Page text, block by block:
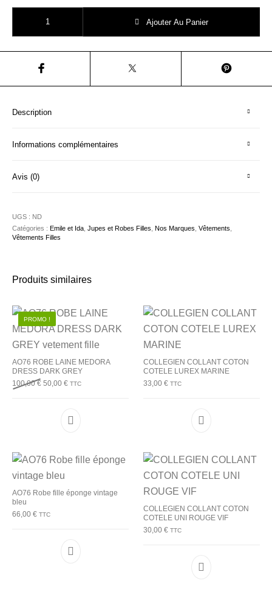
Ajouter Au Panier
Description
Informations complémentaires
Avis (0)
UGS : ND
Catégories :Emile et Ida ,Jupes et Robes Filles ,Nos Marques ,Vêtements
Vêtements Filles
Produits similaires
PROMO !
AO76 ROBE LAINE MEDORA
DRESS DARK GREY
100,00€ Le prix initial était : 100,00 €.
50,00€Le prix actuel est : 50,00 €.
TTC
Ce produit a plusieurs variations. Les options
COLLEGIEN COLLANT COTON
COTELE LUREX MARINE
33,00 € TTC
Ce produit a
AO76 Robe fille éponge vintage
bleu
66,00€ TTC
Ce produit a plusieurs variations. Les options
COLLEGIEN COLLANT COTON
COTELE UNI ROUGE VIF
30,00 € TTC
Ce produit a